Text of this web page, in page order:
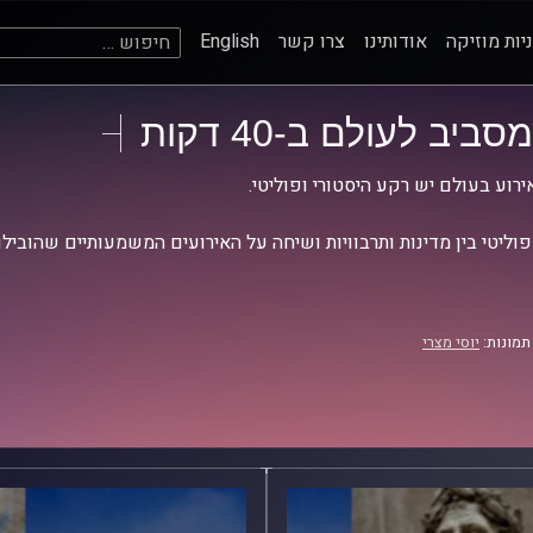
מוזיקה אודותינו צרו קשר English חיפוש:
מסביב לעולם ב-40 דקות
בעולם יש רקע היסטורי ופוליטי.
בין מדינות ותרבוויות ושיחה על האירועים המשמעותיים
יוסי מצרי